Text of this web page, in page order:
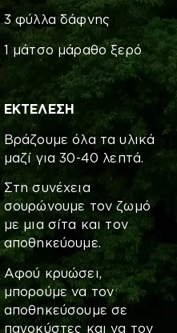
3 φύλλα δάφνης
1 μάτσο μάραθο ξερό
ΕΚΤΕΛΕΣΗ
Βράζουμε όλα τα υλικά
μαζί για 30-40 λεπτά.
Στη συνέχεια
σουρώνουμε τον ζωμό
με μια σίτα και τον
αποθηκεύουμε.
Αφού κρυώσει,
μπορούμε να τον
αποθηκεύσουμε σε
παγοκύστες και να τον